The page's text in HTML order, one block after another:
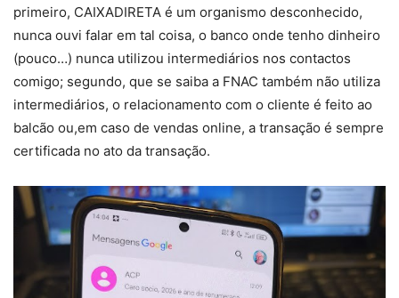
primeiro, CAIXADIRETA é um organismo desconhecido,
nunca ouvi falar em tal coisa, o banco onde tenho dinheiro
(pouco…) nunca utilizou intermediários nos contactos
comigo; segundo, que se saiba a FNAC também não utiliza
intermediários, o relacionamento com o cliente é feito ao
balcão ou,em caso de vendas online, a transação é sempre
certificada no ato da transação.